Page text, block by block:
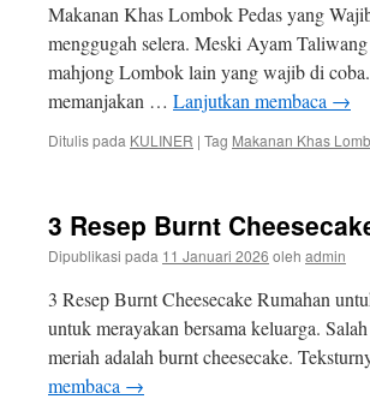
Makanan Khas Lombok Pedas yang
menggugah selera. Meski Ayam
mahjong Lombok lain yang wajib di
memanjakan … Lanjutkan membaca →
Ditulis pada KULINER | Tag Makanan Khas
3 Resep Burnt
Dipublikasi pada 11 Januari 2026 oleh admin
3 Resep Burnt Cheesecake Rumahan
untuk merayakan bersama keluarga.
meriah adalah burnt cheesecake.
membaca →